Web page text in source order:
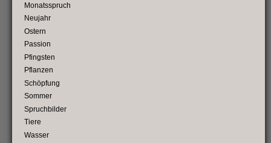
Monatsspruch
Neujahr
Ostern
Passion
Pfingsten
Pflanzen
Schöpfung
Sommer
Spruchbilder
Tiere
Wasser